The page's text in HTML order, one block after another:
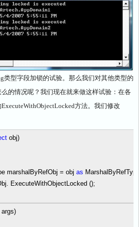
型字段加锁的试验。那么我们对其他类型的
的情况呢？我们现在就来做这样试验：在各
方法。我们修改
obj)
= obj as
();
args)